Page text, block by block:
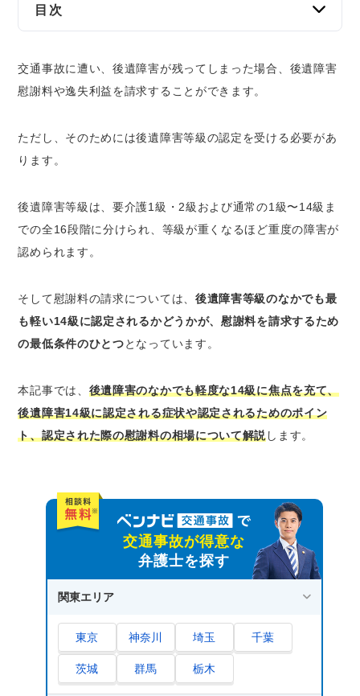
目次
（1号）一眼のまぶたの一部に欠損を残し、
またはまつげはげを残すもの
（3号）一耳の聴力が1メートル以上の距離で
（4号）上肢の露出面にてのひらの大きさの
部を失ったもの
（7号）一手のおや指以外の手指の遠位指節
間関節を屈伸することができなくなったもの
足指の用を廃したもの
（9号）局部に神経症状を残すもの
請する
被害者請求｜被害者が自分で申請する
後遺障害14級に認定されるためのポイント
事故直後から定期的に通院していること
事故直後から症状が一貫して継続しているこ
後遺障害の症状が重く生活や仕事に影響が出
ていること
後遺障害の症状が医学的に証明できること
交通事故に遭い、後遺障害が残ってしまった場合、後遺障害
慰謝料や逸失利益を請求することができます。
ただし、そのためには後遺障害等級の認定を受ける必要があ
ります。
後遺障害等級は、要介護1級・2級および通常の1級〜14級ま
での全16段階に分けられ、等級が重くなるほど重度の障害が
認められます。
そして慰謝料の請求については、 後遺障害等級のなかでも最
も軽い14級に認定されるかどうかが、慰謝料を請求するため
の最低条件のひとつとなっています。
本記事では、 後遺障害のなかでも軽度な14級に焦点を充て、
後遺障害14級に認定される症状や認定されるためのポイン
ト、認定された際の慰謝料の相場について解説します。
交通事故が得意な
弁護士を探す
関東エリア
東京 神奈川 埼玉 千葉
茨城 群馬 栃木